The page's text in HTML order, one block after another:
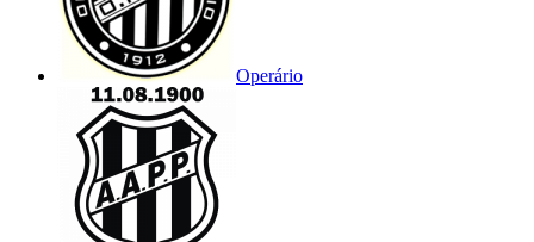
Operário